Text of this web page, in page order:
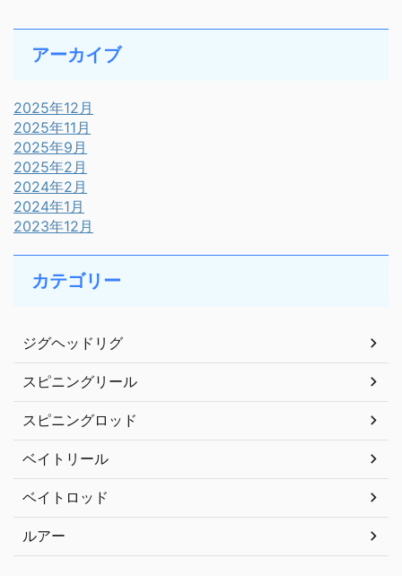
アーカイブ
2025年12月
2025年11月
2025年9月
2025年2月
2024年2月
2024年1月
2023年12月
カテゴリー
ジグヘッドリグ
スピニングリール
スピニングロッド
ベイトリール
ベイトロッド
ルアー